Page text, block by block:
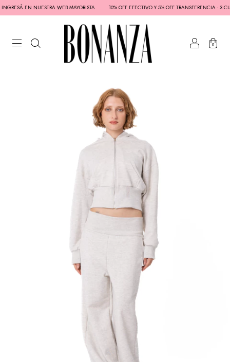
EN NUESTRA WEB MAYORISTA 10% OFF EFECTIVO Y 5% OFF TRANSFERENCIA - 3
0